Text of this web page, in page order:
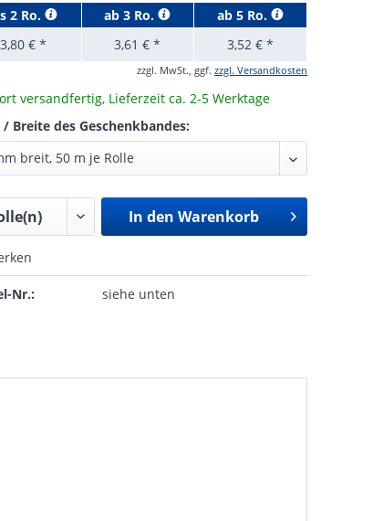
2 Ro. ab3 Ro. ab 5 Ro.
3,80 € *
3,61 € * 3,52 € *
zzgl. MwSt., ggf. zzgl. Versandkosten
versandfertig, Lieferzeit ca. 2-5 Werktage
/ Breite des Geschenkbandes:
In den Warenkorb
Nr.: siehe unten